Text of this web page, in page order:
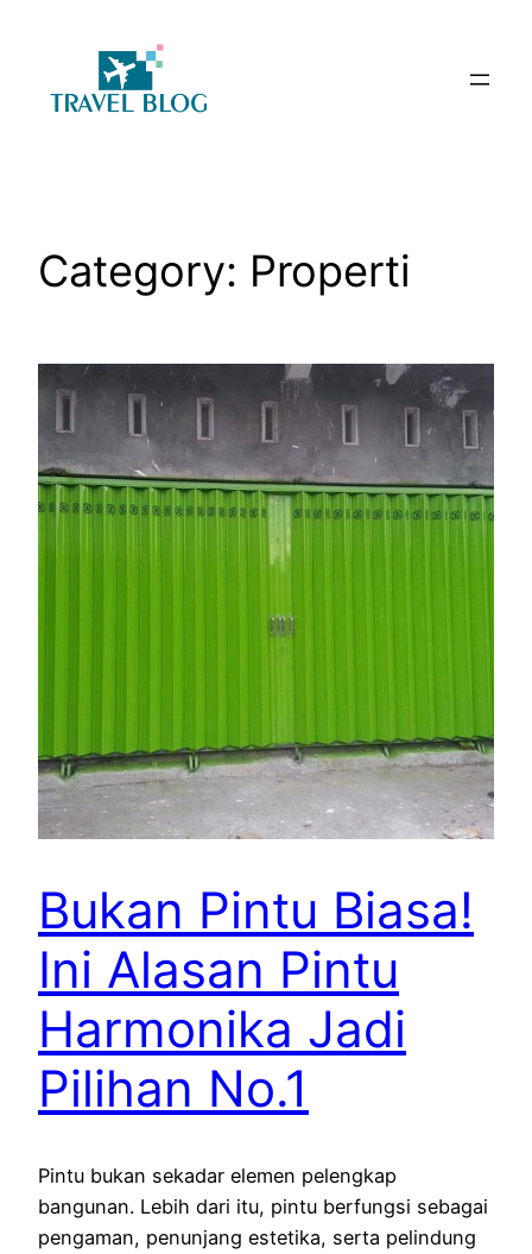
Category: Properti
Bukan Pintu Biasa!
Ini Alasan Pintu
Harmonika Jadi
Pilihan No.1
Pintu bukan sekadar elemen pelengkap
bangunan. Lebih dari itu, pintu berfungsi sebagai
pengaman, penunjang estetika, serta pelindung